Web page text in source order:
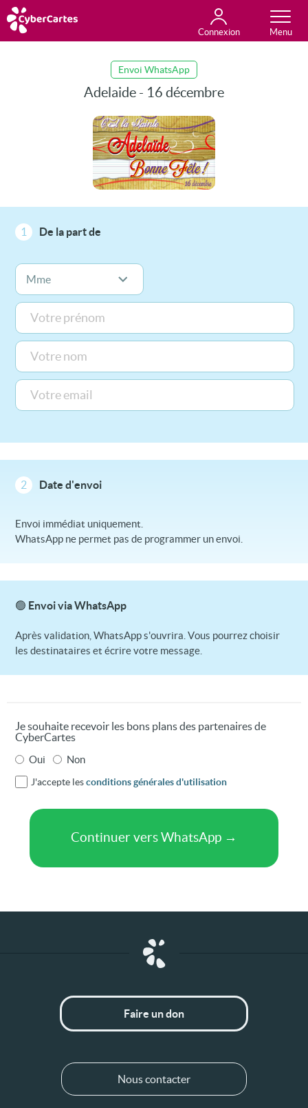
Connexion
Toutes les cartes
Envoi WhatsApp
Adelaide - 16 décembre
1 De la part de
2 Date d'envoi
Envoi immédiat uniquement.
WhatsApp ne permet pas de programmer un envoi.
🟢 Envoi via WhatsApp
Après validation, WhatsApp s'ouvrira. Vous pourrez choisir
les destinataires et écrire votre message.
Je souhaite recevoir les bons plans des partenaires de
CyberCartes
Oui Non
J'accepte lesconditions générales d'utilisation
Faire un don
Nous contacter